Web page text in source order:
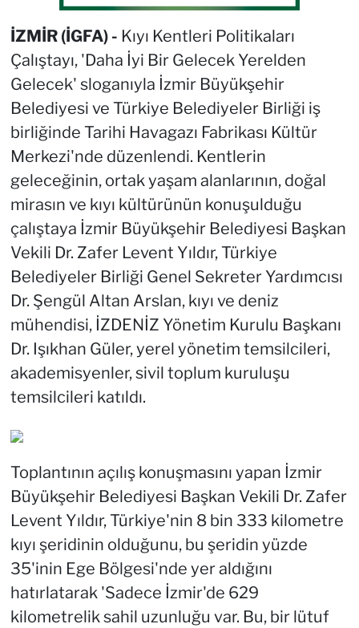
İZMİR (İGFA) - Kıyı Kentleri Politikaları
Çalıştayı, 'Daha İyi Bir Gelecek Yerelden
Gelecek' sloganıyla İzmir Büyükşehir
Belediyesi ve Türkiye Belediyeler Birliği iş
birliğinde Tarihi Havagazı Fabrikası Kültür
Merkezi'nde düzenlendi. Kentlerin
geleceğinin, ortak yaşam alanlarının, doğal
mirasın ve kıyı kültürünün konuşulduğu
çalıştaya İzmir Büyükşehir Belediyesi Başkan
Vekili Dr. Zafer Levent Yıldır, Türkiye
Belediyeler Birliği Genel Sekreter Yardımcısı
Dr. Şengül Altan Arslan, kıyı ve deniz
mühendisi, İZDENİZ Yönetim Kurulu Başkanı
Dr. Işıkhan Güler, yerel yönetim temsilcileri,
akademisyenler, sivil toplum kuruluşu
temsilcileri katıldı.
Toplantının açılış konuşmasını yapan İzmir
Büyükşehir Belediyesi Başkan Vekili Dr. Zafer
Levent Yıldır, Türkiye'nin 8 bin 333 kilometre
kıyı şeridinin olduğunu, bu şeridin yüzde
35'inin Ege Bölgesi'nde yer aldığını
hatırlatarak 'Sadece İzmir'de 629
kilometrelik sahil uzunluğu var. Bu, bir lütuf